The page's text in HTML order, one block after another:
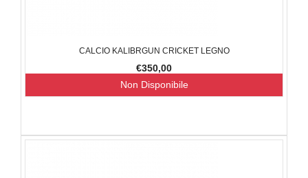
CALCIO KALIBRGUN CRICKET LEGNO
€350,00
Non Disponibile